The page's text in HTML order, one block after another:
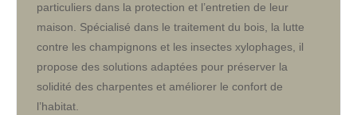
particuliers dans la protection et l’entretien de leur
maison. Spécialisé dans le traitement du bois, la lutte
contre les champignons et les insectes xylophages, il
propose des solutions adaptées pour préserver la
solidité des charpentes et améliorer le confort de
l’habitat.